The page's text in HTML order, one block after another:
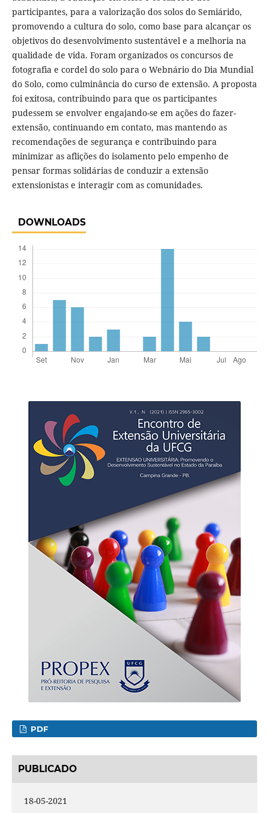
participantes, para a valorização dos solos do Semiárido,
promovendo a cultura do solo, como base para alcançar os
objetivos do desenvolvimento sustentável e a melhoria na
qualidade de vida. Foram organizados os concursos de
fotografia e cordel do solo para o Webnário do Dia Mundial
do Solo, como culminância do curso de extensão. A proposta
foi exitosa, contribuindo para que os participantes
pudessem se envolver engajando-se em ações do fazer-
extensão, continuando em contato, mas mantendo as
recomendações de segurança e contribuindo para
minimizar as aflições do isolamento pelo empenho de
pensar formas solidárias de conduzir a extensão
extensionistas e interagir com as comunidades.
DOWNLOADS
PDF
PUBLICADO
18-05-2021